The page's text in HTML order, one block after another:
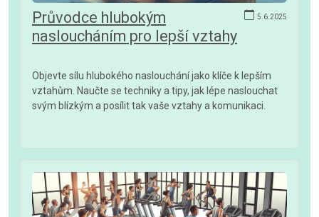
5.6.2025
Průvodce hlubokým
nasloucháním pro lepší vztahy
Objevte sílu hlubokého naslouchání jako klíče k lepším
vztahům. Naučte se techniky a tipy, jak lépe naslouchat
svým blízkým a posílit tak vaše vztahy a komunikaci.